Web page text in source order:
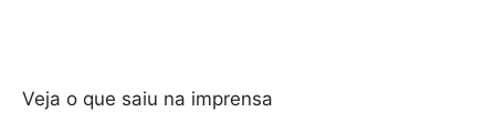
Veja o que saiu na imprensa